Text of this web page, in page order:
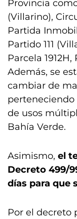
Provincia
(Villarino),
Partida
Partido 111
Parcela
Además, se
cambiar de
perteneciendo
de usos
Bahía Verde.
Asimismo, el
Decreto 499/
días para que
Por el decreto